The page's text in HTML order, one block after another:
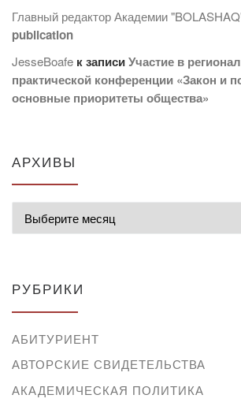
Главный редактор Академии
publication
JesseBoafe к записиУчастие в
практической конференции «Закон и
основные приоритеты общества»
АРХИВЫ
РУБРИКИ
АБИТУРИЕНТ
АВТОРСКИЕ СВИДЕТЕЛЬСТВА
АКАДЕМИЧЕСКАЯ ПОЛИТИКА